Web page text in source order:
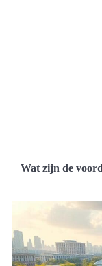
Wat zijn de